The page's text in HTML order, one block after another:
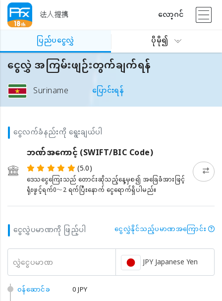
法人提携
လော့ဂင်
ပြည်ပငွေလွှဲ
ပိုမို၍
ငွေလွှဲ အကြမ်းဖျဉ်းတွက်ချက်ရန်
Suriname ပြောင်းရန်
ငွေလက်ခံနည်းကို ရွေးချယ်ပါ
ဘဏ်အကောင့် (SWIFT/BIC Code)
(5.0)
ဒေသငွေကြေးသည် တောင်းဆိုသည့်နေ့မှစ၍ အခြေခံအားဖြင့်
ရုံးဖွင့်ရက်0〜2 ရက်ပြီးနောက် ငွေရောက်ရှိပါမည်။
ငွေလွှဲပမာဏကို ဖြည့်ပါ ငွေလွှဲနိုင်သည့်ပမာဏအကြောင်း
လွှဲငွေပမာဏ JPY Japanese Yen
၀န်ဆောင်ခ
0 JPY